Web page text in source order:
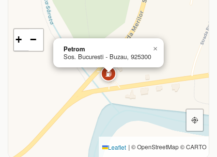
⛽
Petrom
Sos. Bucuresti - Buzau, 925300
×
+ −
Leaflet | © OpenStreetMap © CARTO